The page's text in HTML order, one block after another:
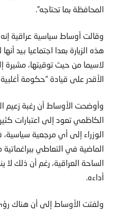
المحافظة بما تحتاجه”.
وقالت أوساط سياسية عراقية
هذه الزيارة بعدا اجتماعيا بيد
لاسيما من حيث توقيتها،
الأقدر على قيادة “حكومة
وأوضحت الأوساط أن رغبة زعيم
الكاظمي تعود إلى اعتبارات
الوزراء إلى أي مرجعية
الماضية في التعاطي
الساحة العراقية، رغم أن ذلك
أداءه.
ولفتت الأوساط إلى أن هناك